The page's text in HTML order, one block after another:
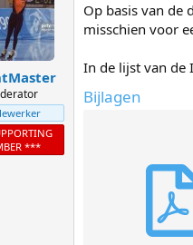
***
Op basis van de
misschien voor
In de lijst van de
Bijlagen